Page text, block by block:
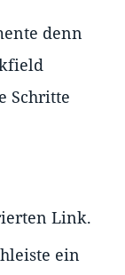
denn
Schritte
Link.
ein